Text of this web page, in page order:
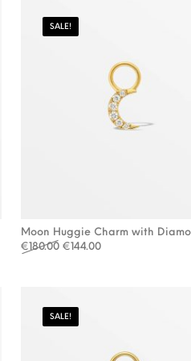
SALE!
Moon Huggie Charm with
€180.00 Oorspronkelijke prijs
€144.00Huidige prijs is:
SALE!